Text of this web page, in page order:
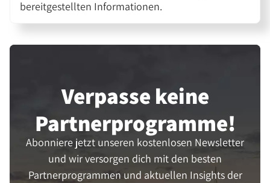
bereitgestellten Informationen.
Verpasse keine
Partner­programme!
Abonniere jetzt unseren kostenlosen Newsletter
und wir versorgen dich mit den besten
Partnerprogrammen und aktuellen Insights der